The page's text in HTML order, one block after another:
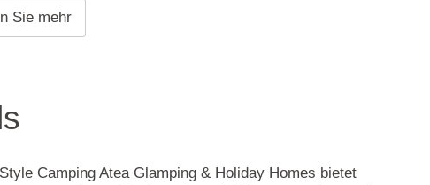
Sie mehr
Camping Atea Glamping & Holiday Homes bietet